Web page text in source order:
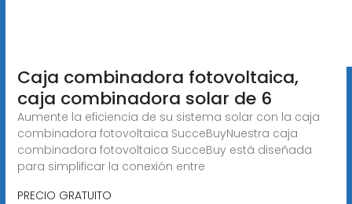
Caja combinadora fotovoltaica,
caja combinadora solar de 6
Aumente la eficiencia de su sistema solar con la caja
combinadora fotovoltaica SucceBuyNuestra caja
combinadora fotovoltaica SucceBuy está diseñada
para simplificar la conexión entre
PRECIO GRATUITO